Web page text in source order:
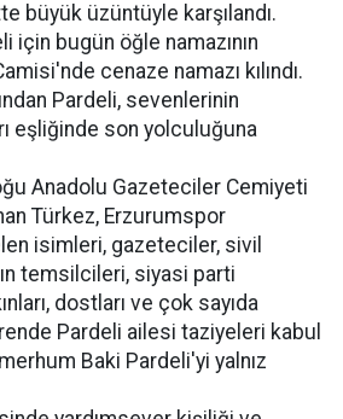
büyük üzüntüyle karşılandı.
için bugün öğle namazının
cenaze namazı kılındı.
Pardeli, sevenlerinin
eşliğinde son yolculuğuna
Anadolu Gazeteciler Cemiyeti
Türkez, Erzurumspor
isimleri, gazeteciler, sivil
temsilcileri, siyasi parti
dostları ve çok sayıda
Pardeli ailesi taziyeleri kabul
Baki Pardeli'yi yalnız